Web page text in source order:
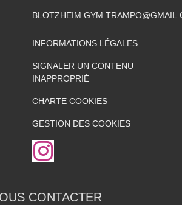
INFORMATIONS LÉGALES
SIGNALER UN CONTENU
INAPPROPRIÉ
CHARTE COOKIES
GESTION DES COOKIES
CONTACTER